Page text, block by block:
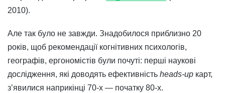
2010).
Але так було не завжди. Знадобилося приблизно 20
років, щоб рекомендації когнітивних психологів,
географів, ергономістів були почуті: перші наукові
дослідження, які доводять ефективність heads-up карт,
з’явилися наприкінці 70-х — початку 80-х.